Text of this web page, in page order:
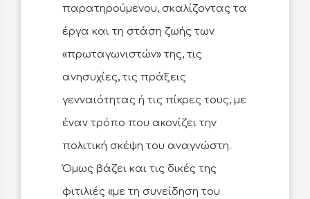
παρατηρούμενου, σκαλίζοντας τα
έργα και τη στάση ζωής των
«πρωταγωνιστών» της, τις
ανησυχίες, τις πράξεις
γενναιότητας ή τις πίκρες τους, με
έναν τρόπο που ακονίζει την
πολιτική σκέψη του αναγνώστη.
Όμως βάζει και τις δικές της
φιτιλιές «με τη συνείδηση του